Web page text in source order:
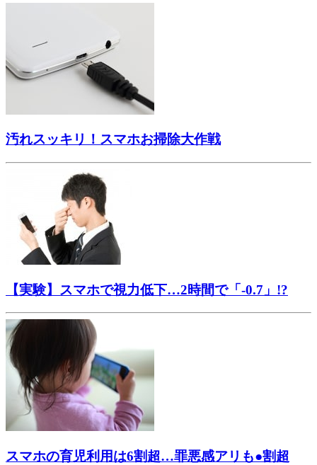
汚れスッキリ！スマホお掃除大作戦
【実験】スマホで視力低下…2時間で「-0.7」!?
スマホの育児利用は6割超…罪悪感アリも●割超